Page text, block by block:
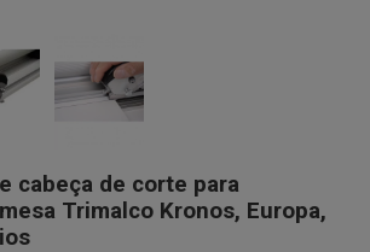
cabeça de corte para
Trimalco Kronos, Europa,